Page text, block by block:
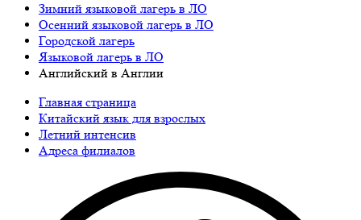
Зимний языковой лагерь в ЛО
Осенний языковой лагерь в ЛО
Городской лагерь
Языковой лагерь в ЛО
Английский в Англии
Главная страница
Китайский язык для взрослых
Летний интенсив
Адреса филиалов